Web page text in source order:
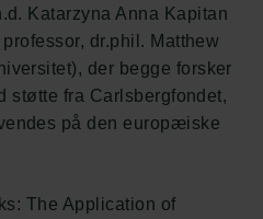
Katarzyna Anna Kapitan
dr.phil. Matthew
der begge forsker
støtte fra Carlsbergfondet,
på den europæiske
The Application of